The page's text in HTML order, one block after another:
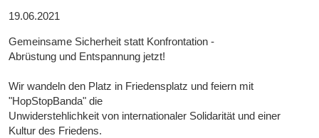
19.06.2021
Gemeinsame Sicherheit statt Konfrontation -
Abrüstung und Entspannung jetzt!
Wir wandeln den Platz in Friedensplatz und feiern mit
"HopStopBanda" die
Unwiderstehlichkeit von internationaler Solidarität und einer
Kultur des Friedens.